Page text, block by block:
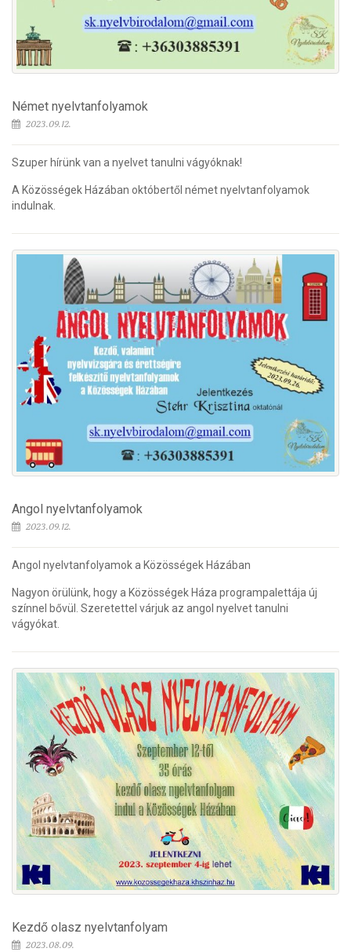
Német nyelvtanfolyamok
2023.09.12.
Szuper hírünk van a nyelvet tanulni vágyóknak!
A Közösségek Házában októbertől német nyelvtanfolyamok
indulnak.
Angol nyelvtanfolyamok
2023.09.12.
Angol nyelvtanfolyamok a Közösségek Házában
Nagyon örülünk, hogy a Közösségek Háza programpalettája új
színnel bővül. Szeretettel várjuk az angol nyelvet tanulni
vágyókat.
Kezdő olasz nyelvtanfolyam
2023.08.09.